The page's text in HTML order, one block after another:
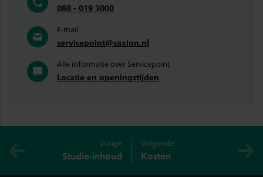
088 - 019 3000
E-mail
servicepoint@saxion.nl
Alle informatie over Servicepoint
Locatie en openingstijden
Vorige
Studie-inhoud
Volgende
Kosten